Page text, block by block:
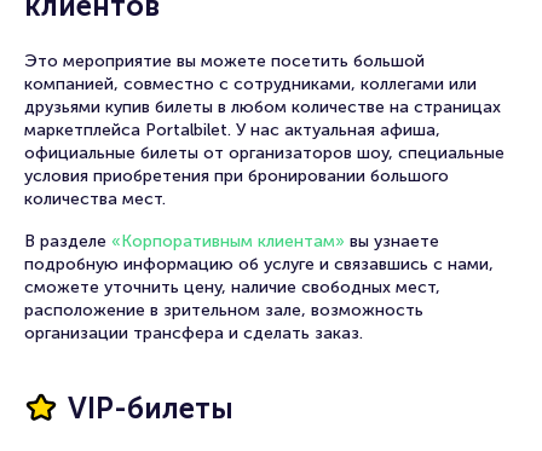
Это мероприятие вы можете посетить большой
компанией, совместно с сотрудниками, коллегами или
друзьями купив билеты в любом количестве на страницах
маркетплейса Portalbilet. У нас актуальная афиша,
официальные билеты от организаторов шоу, специальные
условия приобретения при бронировании большого
количества мест.
В разделе «Корпоративным клиентам» вы узнаете
подробную информацию об услуге и связавшись с нами,
сможете уточнить цену, наличие свободных мест,
расположение в зрительном зале, возможность
организации трансфера и сделать заказ.
VIP-билеты